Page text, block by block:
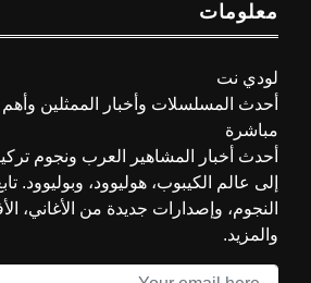
معلومات
لودي نت
أحدث المسلسلات وأخبار الممثلين وأهم
مباشرة
أحدث أخبار المشاهير العرب ونجوم
إلى عالم الكيبوب، هوليوود، وبوليوود.
النجوم، وإصدارات جديدة من الأغاني،
والمزيد.